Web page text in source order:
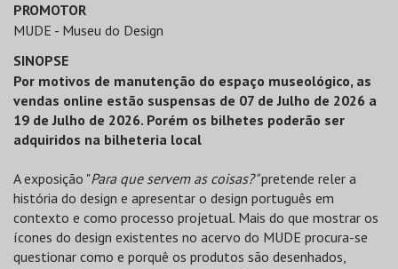
PROMOTOR
MUDE - Museu do Design
SINOPSE
Por motivos de manutenção do espaço museológico, as
vendas online estão suspensas de 07 de Julho de 2026 a
19 de Julho de 2026. Porém os bilhetes poderão ser
adquiridos na bilheteria local
A exposição "Para que servem as coisas?"pretende reler a
história do design e apresentar o design português em
contexto e como processo projetual. Mais do que mostrar os
ícones do design existentes no acervo do MUDE procura-se
questionar como e porquê os produtos são desenhados,